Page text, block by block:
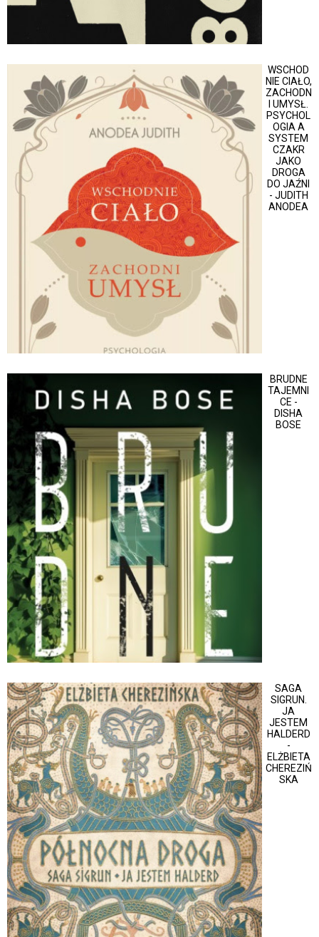
WSCHOD
NIE CIAŁO,
ZACHODN
I UMYSŁ.
PSYCHOL
OGIA A
SYSTEM
CZAKR
JAKO
DROGA
DO JAŹNI
- JUDITH
ANODEA
BRUDNE
TAJEMNI
CE -
DISHA
BOSE
SAGA
SIGRUN.
JA
JESTEM
HALDERD
-
ELŻBIETA
CHEREZIŃ
SKA